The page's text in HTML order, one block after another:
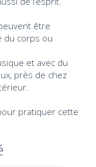
être
du corps ou
et avec du
près de chez
pratiquer cette